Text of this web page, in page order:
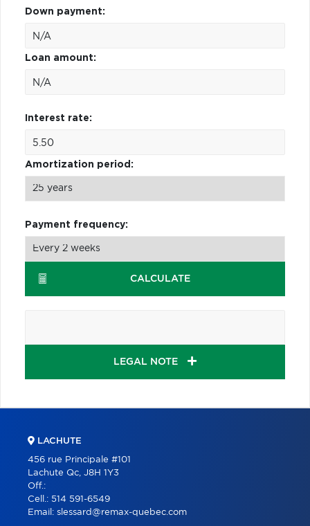
Down payment:
Loan amount:
Interest rate:
Amortization period:
Payment frequency:
CALCULATE
LEGAL NOTE
LACHUTE
456 rue Principale #101
Lachute Qc, J8H 1Y3
Off.:
Cell.: 514 591-6549
Email: slessard@remax-quebec.com